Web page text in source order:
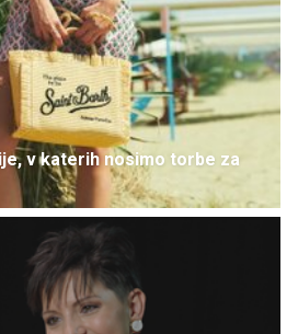
v katerih nosimo torbe za